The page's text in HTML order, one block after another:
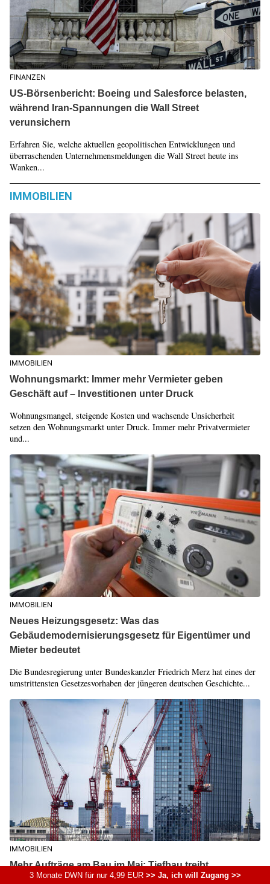
FINANZEN
US-Börsenbericht: Boeing und Salesforce belasten,
während Iran-Spannungen die Wall Street
verunsichern
Erfahren Sie, welche aktuellen geopolitischen Entwicklungen und
überraschenden Unternehmensmeldungen die Wall Street heute ins
Wanken...
IMMOBILIEN
IMMOBILIEN
Wohnungsmarkt: Immer mehr Vermieter geben
Geschäft auf – Investitionen unter Druck
Wohnungsmangel, steigende Kosten und wachsende Unsicherheit
setzen den Wohnungsmarkt unter Druck. Immer mehr Privatvermieter
und...
IMMOBILIEN
Neues Heizungsgesetz: Was das
Gebäudemodernisierungsgesetz für Eigentümer und
Mieter bedeutet
Die Bundesregierung unter Bundeskanzler Friedrich Merz hat eines der
umstrittensten Gesetzesvorhaben der jüngeren deutschen Geschichte...
IMMOBILIEN
Mehr Aufträge am Bau im Mai: Tiefbau treibt
Wachstum an
3 Monate DWN für nur 4,99 EUR>> Ja, ich will Zugang >>